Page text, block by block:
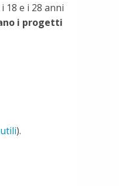
18 e i 28 anni
i progetti
).